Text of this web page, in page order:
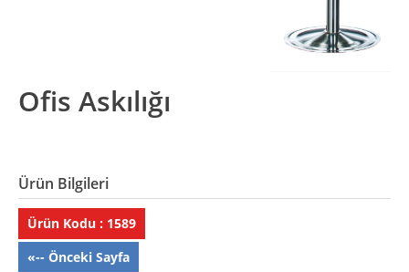
Ofis Askılığı
Ürün Bilgileri
Ürün Kodu : 1589
«-- Önceki Sayfa